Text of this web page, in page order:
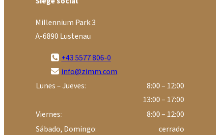
Millennium Park 3
A-6890 Lustenau
+43 5577 806-0
info@zimm.com
Lunes – Jueves:
8:00 – 12:00
13:00 – 17:00
Viernes:
8:00 – 12:00
Sábado, Domingo:
cerrado